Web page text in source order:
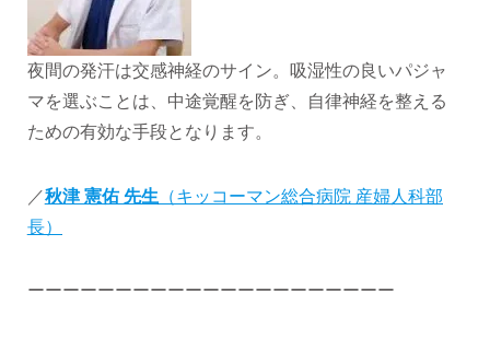
夜間の発汗は交感神経のサイン。吸湿性の良いパジャ
マを選ぶことは、中途覚醒を防ぎ、自律神経を整える
ための有効な手段となります。
／秋津 憲佑 先生 （キッコーマン総合病院 産婦人科部
長）
ーーーーーーーーーーーーーーーーーーーーー